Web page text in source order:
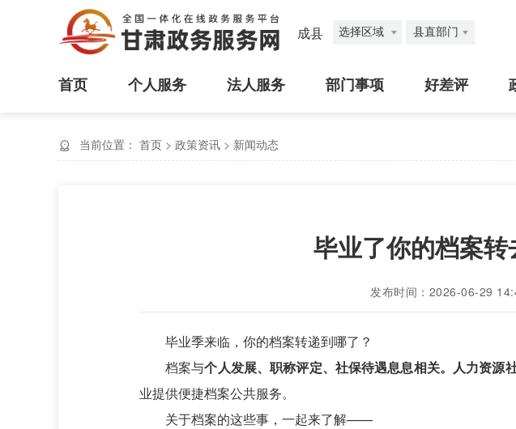
成县 选择区域 县直部门
首页 个人服务 法人服务 部门事项 好差评
当前位置： 首页 > 政策资讯 > 新闻动态
毕业了你的档案
发布时间：2026-06-29
毕业季来临，你的档案转递到哪了？
档案与个人发展、职称评定、社保待遇息息相关。人力资源
业提供便捷档案公共服务。
关于档案的这些事，一起来了解——